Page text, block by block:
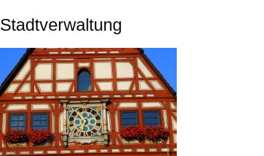
Stadtverwaltung